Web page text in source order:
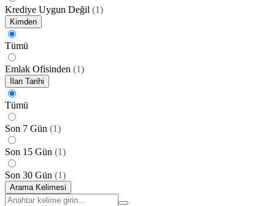
Krediye Uygun Değil (1)
Kimden
Tümü
Emlak Ofisinden (1)
İlan Tarihi
Tümü
Son 7 Gün (1)
Son 15 Gün (1)
Son 30 Gün (1)
Arama Kelimesi